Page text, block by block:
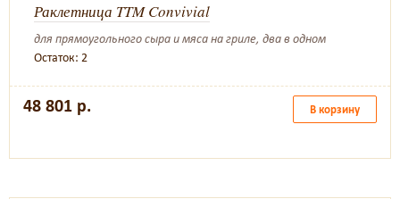
Раклетница TTM Convivial
для прямоугольного сыра и мяса на гриле, два в одном
Остаток: 2
48 801 р. В корзину